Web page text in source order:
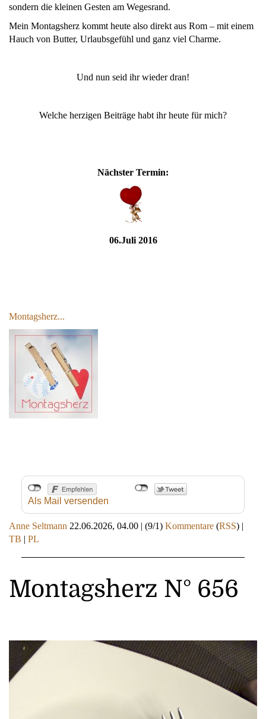
sondern die kleinen Gesten am Wegesrand.
Mein Montagsherz kommt heute also direkt aus Rom – mit einem
Hauch von Butter, Urlaubsgefühl und ganz viel Charme.
Und nun seid ihr wieder dran!
Welche herzigen Beiträge habt ihr heute für mich?
Nächster Termin:
06.Juli 2016
Montagsherz...
Als Mail versenden
Anne Seltmann 22.06.2026, 04.00 (9/1) Kommentare (RSS) |
TB
PL
Montagsherz N° 656